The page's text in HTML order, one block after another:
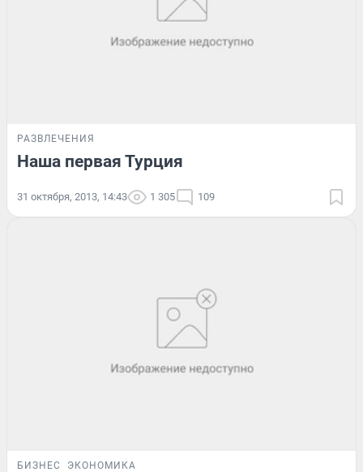
РАЗВЛЕЧЕНИЯ
Наша первая Турция
31 октября, 2013, 14:43 1 305 109
БИЗНЕС ЭКОНОМИКА